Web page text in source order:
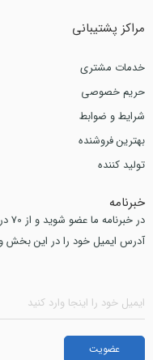
مراکز پشتیبانی
خدمات مشتری
حریم خصوصی
شرایط و ضوابط
بهترین فروشنده
تولید کننده
خبرنامه
در
آدرس ایمیل خود را در این بخش